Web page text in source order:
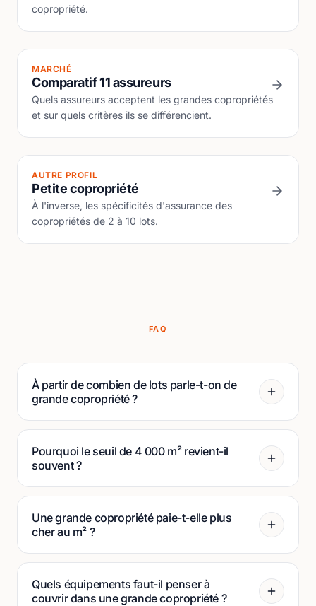
copropriété.
MARCHÉ
Comparatif 11 assureurs
Quels assureurs acceptent les grandes copropriétés
et sur quels critères ils se différencient.
AUTRE PROFIL
Petite copropriété
À l'inverse, les spécificités d'assurance des
copropriétés de 2 à 10 lots.
FAQ
À partir de combien de lots parle-t-on de
grande copropriété ?
Pourquoi le seuil de 4 000 m² revient-il
souvent ?
Une grande copropriété paie-t-elle plus
cher au m² ?
Quels équipements faut-il penser à
couvrir dans une grande copropriété ?